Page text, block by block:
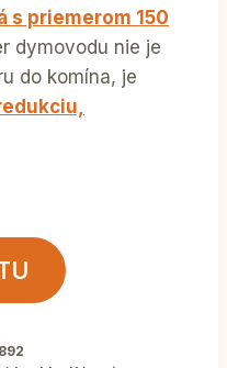
s priemerom 150
dymovodu nie je
do komína, je